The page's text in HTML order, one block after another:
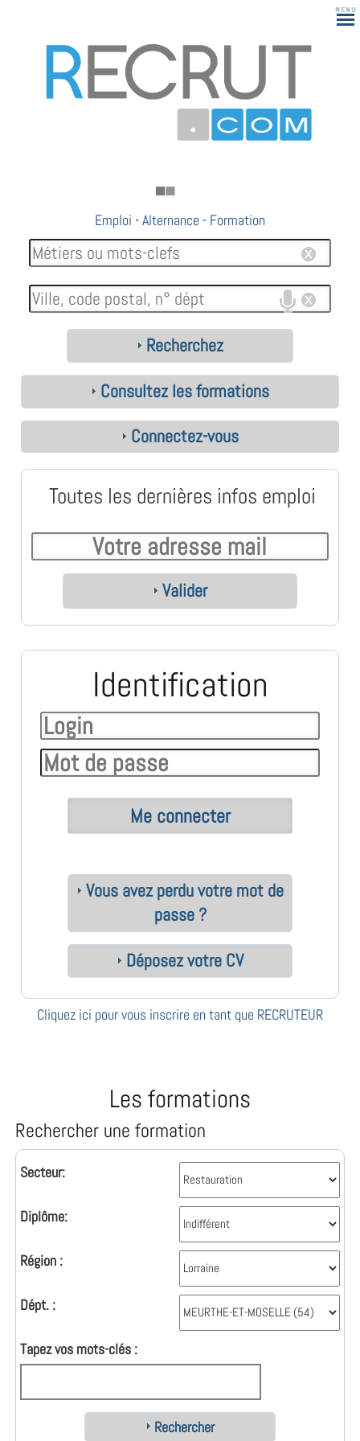
Emploi -Alternance - Formation
Recherchez
Consultez les formations
Connectez-vous
Toutes les dernières infos emploi
Valider
Identification
Vous avez perdu votre mot de
passe ?
Déposez votre CV
Cliquez ici pour vous inscrire en tant que RECRUTEUR
Les formations
Rechercher une formation
Secteur:
Diplôme:
Région :
Dépt. :
Tapez vos mots-clés :
Rechercher